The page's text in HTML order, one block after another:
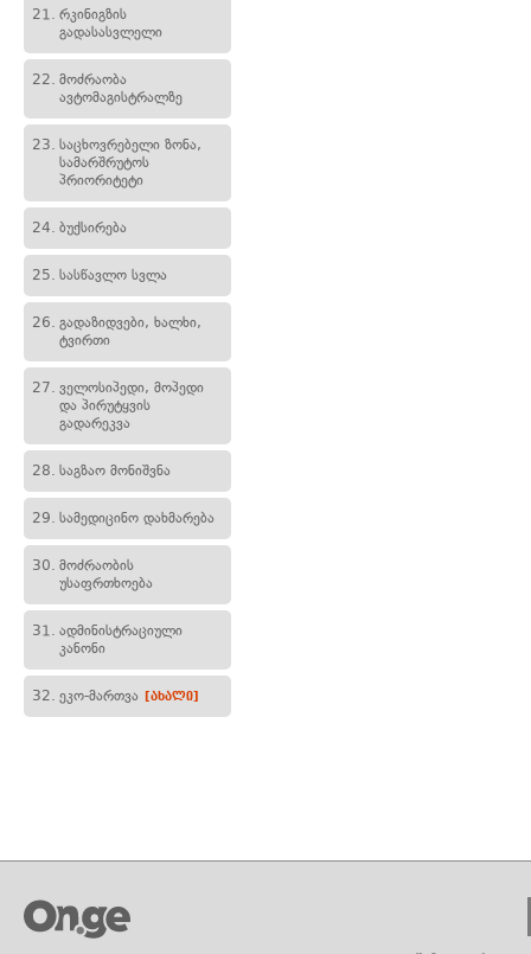
21. რკინიგზის
გადასასვლელი
22. მოძრაობა
ავტომაგისტრალზე
23. საცხოვრებელი ზონა,
სამარშრუტოს
პრიორიტეტი
24. ბუქსირება
25. სასწავლო სვლა
26. გადაზიდვები, ხალხი,
ტვირთი
27. ველოსიპედი, მოპედი
და პირუტყვის
გადარეკვა
28. საგზაო მონიშვნა
29. სამედიცინო დახმარება
30. მოძრაობის
უსაფრთხოება
31. ადმინისტრაციული
კანონი
32. ეკო-მართვა [ახალი]